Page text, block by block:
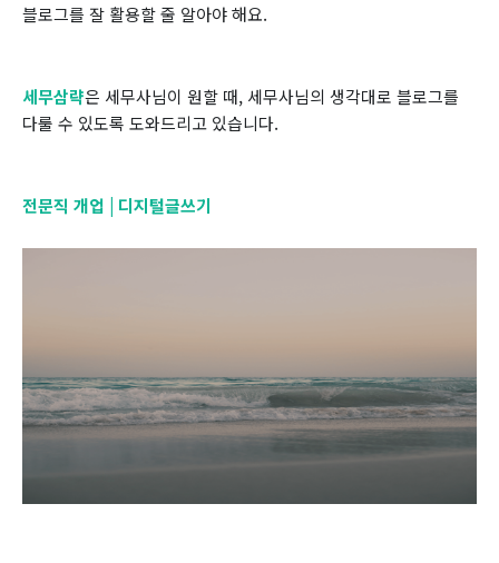
블로그를 잘 활용할 줄 알아야 해요.
세무삼략은 세무사님이 원할 때, 세무사님의 생각대로 블로그를
다룰 수 있도록 도와드리고 있습니다.
전문직 개업 | 디지털글쓰기